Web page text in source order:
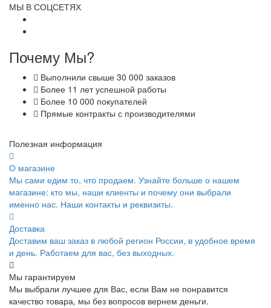
МЫ В СОЦСЕТЯХ
Почему Мы?
Выполнили свыше 30 000 заказов
Более 11 лет успешной работы
Более 10 000 покупателей
Прямые контракты с производителями
Полезная информация
О магазине
Мы сами едим то, что продаем. Узнайте больше о нашем
магазине: кто мы, наши клиенты и почему они выбрали
именно нас. Наши контакты и реквизиты.
Доставка
Доставим ваш заказ в любой регион России, в удобное время
и день. Работаем для вас, без выходных.
Мы гарантируем
Мы выбрали лучшее для Вас, если Вам не понравится
качество товара, мы без вопросов вернем деньги.